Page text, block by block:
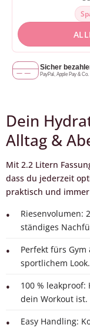
Dein
Alltag &
Mit 2.2 Litern
dass du jederzeit
praktisch und
Riesenvolumen:
ständiges
Perfekt fürs
sportlichem Look.
100 %
dein Workout ist.
Easy Handling: